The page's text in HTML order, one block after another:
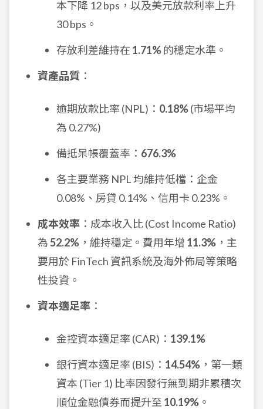
本下降 12 bps，以及美元放款利率上升
30 bps。
存放利差維持在 1.71%的穩定水準。
資產品質 ：
逾期放款比率 (NPL)： 0.18%(市場平均
為 0.27%)
備抵呆帳覆蓋率： 676.3%
各主要業務 NPL 均維持低檔：企金
0.08%、房貸 0.14%、信用卡 0.23%。
成本效率 ：成本收入比 (Cost Income Ratio)
為52.2% ，維持穩定。費用年增 11.3% ，主
要用於 FinTech 資訊系統及海外佈局等策略
性投資。
資本適足率 ：
金控資本適足率 (CAR)： 139.1%
銀行資本適足率 (BIS)： 14.54% ，第一類
資本 (Tier 1) 比率因發行無到期非累積次
順位金融債券而提升至 10.19% 。